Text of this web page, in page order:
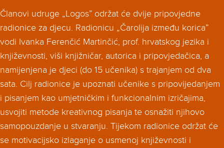
Članovi udruge „Logos” održat će dvije pripovjedne
radionice za djecu. Radionicu „Čarolija između korica”
vodi Ivanka Ferenčić Martinčić, prof. hrvatskog jezika i
književnosti, viši knjižničar, autorica i pripovjedačica, a
namijenjena je djeci (do 15 učenika) s trajanjem od dva
sata. Cilj radionice je upoznati učenike s pripovijedanjem
i pisanjem kao umjetničkim i funkcionalnim izričajima,
usvojiti metode kreativnog pisanja te osnažiti njihovo
samopouzdanje u stvaranju. Tijekom radionice održat će
se motivacijsko izlaganje o usmenoj književnosti i